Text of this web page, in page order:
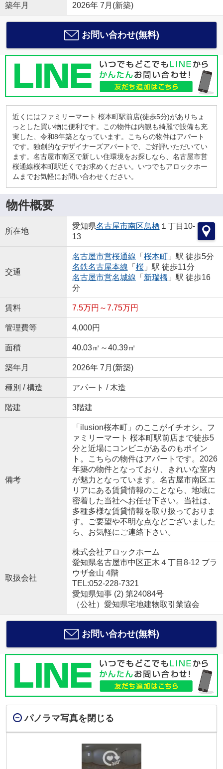
築年月 2026年 7月(新築)
お問い合わせ(無料)
近くにはファミリーマート 桜本町駅前店(徒歩5分)がありちょ
っとした買い物に便利です。この物件は内観も綺麗で設備も充
実した、令和8年築となっています。こちらの物件はアパート
です。独創的なデザイナーズアパートで、ご好評いただいてい
ます。名古屋市南区で新しい住環境をお探しなら、名古屋市営
桜通線桜本町駅近くでお求めください。いつでもアロックホー
ムまでお気軽にお問い合わせください。
物件概要
所在地
愛知県名古屋市南区鳥栖 １丁目10-
13
交通
名古屋市営桜通線 「 桜本町」駅 徒歩5分
名鉄名古屋本線 「 桜」駅 徒歩11分
名古屋市営名城線 「 新瑞橋 」駅 徒歩16
分
賃料 7.5万円～7.75万円
管理費等 4,000円
面積 40.03㎡～40.39㎡
築年月 2026年 7月(新築)
種別 / 構造 アパート / 木造
階建 3階建
備考
「ilusion桜本町」のここがイチオシ。フ
ァミリーマート 桜本町駅前店まで徒歩5
分と近場にコンビニがあるのもポイン
ト。こちらの物件はアパートです。2026
年築の物件となっており、きれいな室内
が魅力となっています。名古屋市南区エ
リアにある賃貸情報のことなら、地域に
密着した当社へお任せ下さい。当社は、
多種多様な賃貸情報を取り扱っておりま
す。ご要望や不明な点などございました
ら、お気軽にご連絡下さい。
取扱会社
株式会社アロックホーム
愛知県名古屋市中区正木４丁目8-12 ブラ
ウザ金山 4階
TEL:052-228-7321
愛知県知事 (2) 第24084号
（公社）愛知県宅地建物取引業協会
お問い合わせ(無料)
パノラマ写真を閉じる